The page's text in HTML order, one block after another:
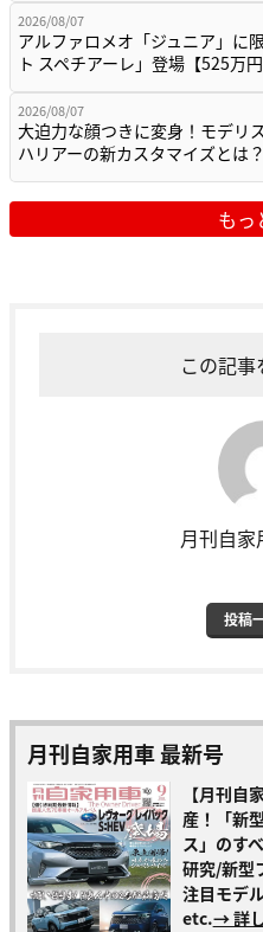
2026/08/07
アルファロメオ「ジュニア」に
ト スペチアーレ」登場【525万
2026/08/07
大迫力な顔つきに変身！モデリ
ハリアーの新カスタマイズとは？
もっ
この記
月刊自家
投稿
月刊自家用車 最新号
【月刊自
産！「新
ス」のす
研究/新型
注目モデ
etc.→ 詳